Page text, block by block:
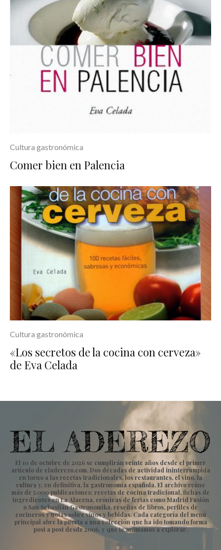
Cultura gastronómica
Comer bien en Palencia
Cultura gastronómica
«Los secretos de la cocina con cerveza»
de Eva Celada
El 10 de octubre de 2026 se cumplirán veinte años desde el primer
artículo de eladerezo.com. Dos décadas de actividad ininterrumpida
en torno a las recetas tradicionales, los restaurantes, el vino, la
cultura y, en definitiva, la gastronomía española. El archivo reúne
más de 5.000 publicaciones: recetas de cocina tradicional, fichas de
ingredientes en La Alacena, crónicas de ferias como Madrid Fusión
o San Sebastián Gastronomika, reseñas de libros, perfiles de
cocineros y notas sobre vinos y bebidas. Cada categoría del menú
principal abre la puerta a una colección que ha ido tomando forma
post a post desde 2006, y que te animamos a explorar.